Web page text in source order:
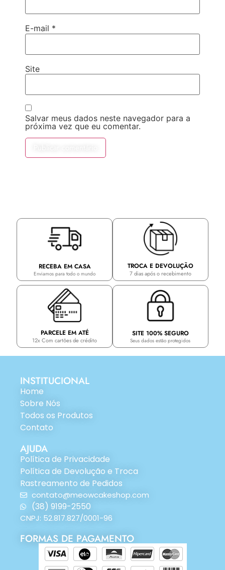
E-mail *
Site
Salvar meus dados neste navegador para a
próxima vez que eu comentar.
RECEBA EM CASA
Enviamos para todo o mundo
TROCA E DEVOLUÇÃO
7 dias após o recebimento
PARCELE EM ATÉ
12x Com cartões de crédito
SITE 100% SEGURO
Seus dados estão protegidos
INSTITUCIONAL
Home
Sobre Nós
Todos os Produtos
Contato
AJUDA
Política de Privacidade
Política de Devolução e Troca
Rastreamento de Pedidos
contato@meowcakeshop.com
(38) 9199-2550
CNPJ: 52.817.827/0001-96
FORMAS DE PAGAMENTO